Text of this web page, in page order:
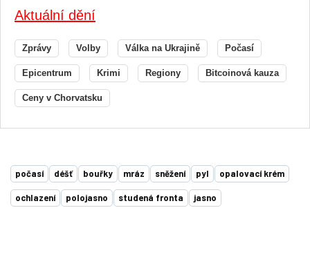
Aktuální dění
Zprávy Volby Válka na Ukrajině Počasí
Epicentrum Krimi Regiony Bitcoinová kauza
Ceny v Chorvatsku
počasí déšť bouřky mráz sněžení pyl opalovací krém
ochlazení polojasno studená fronta jasno